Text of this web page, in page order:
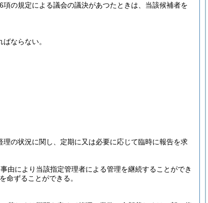
の規定による議会の議決があつたときは、当該候補者を
ならない。
の状況に関し、定期に又は必要に応じて臨時に報告を求
由により当該指定管理者による管理を継続することができ
命ずることができる。